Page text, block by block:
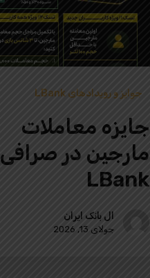
جوایز و رویدادهای LBank
جایزه معاملات
مارجین در صرافی
LBank
ال بانک ایران
جولای 13, 2026